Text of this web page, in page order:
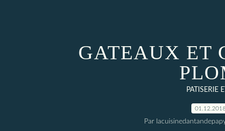
GATEAUX ET
PATISERIE
Par